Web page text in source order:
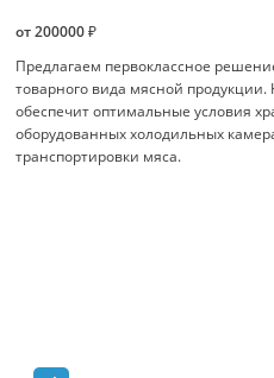
от 200000 ₽
Предлагаем первоклассное
товарного вида мясной
обеспечит оптимальные условия
оборудованных холодильных
транспортировки мяса.